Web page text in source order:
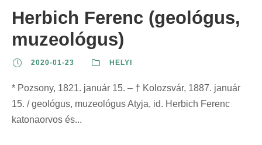
Herbich Ferenc (geológus,
muzeológus)
2020-01-23 HELYI
* Pozsony, 1821. január 15. – † Kolozsvár, 1887. január
15. / geológus, muzeológus Atyja, id. Herbich Ferenc
katonaorvos és...